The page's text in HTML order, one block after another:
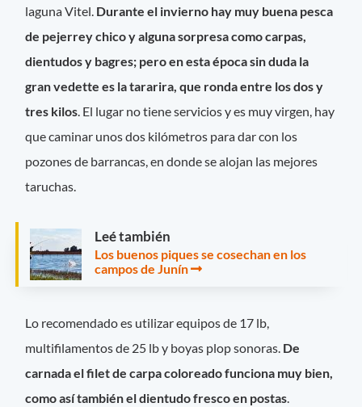
laguna Vitel. Durante el invierno hay muy buena pesca
de pejerrey chico y alguna sorpresa como carpas,
dientudos y bagres; pero en esta época sin duda la
gran vedette es la tararira, que ronda entre los dos y
tres kilos. El lugar no tiene servicios y es muy virgen, hay
que caminar unos dos kilómetros para dar con los
pozones de barrancas, en donde se alojan las mejores
taruchas.
Leé también
Los buenos piques se cosechan en los
campos de Junín
Lo recomendado es utilizar equipos de 17 lb,
multifilamentos de 25 lb y boyas plop sonoras. De
carnada el filet de carpa coloreado funciona muy bien,
como así también el dientudo fresco en postas.